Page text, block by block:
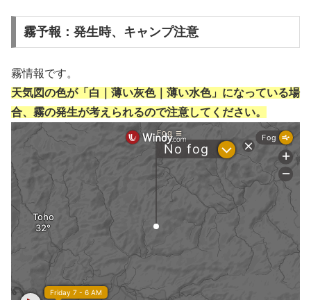
霧予報：発生時、キャンプ注意
霧情報です。
天気図の色が「白｜薄い灰色｜薄い水色」になっている場
合、霧の発生が考えられるので注意してください。